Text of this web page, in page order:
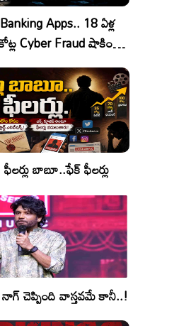
Apps.. 18 ఏళ్ల
Cyber Fraud షాకింగ్
బాబూ..ఫేక్ ఫీలర్లు
నాగ్ చెప్పింది వాస్తవమే కానీ..!